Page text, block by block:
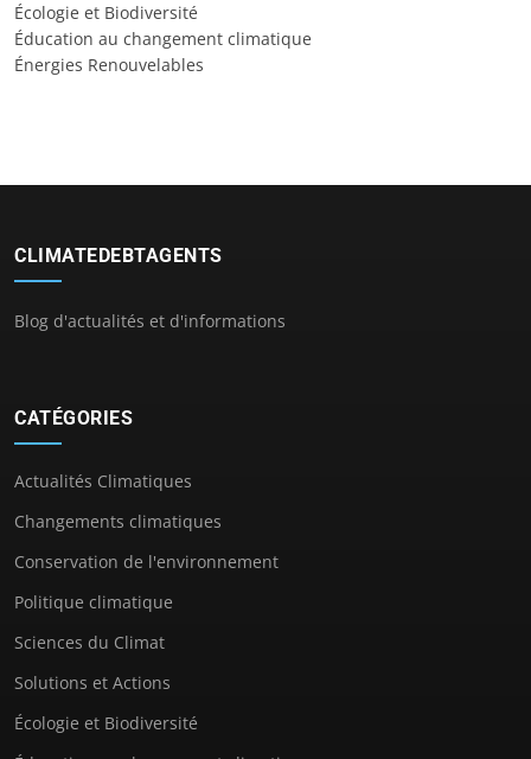
Écologie et Biodiversité
Éducation au changement climatique
Énergies Renouvelables
CLIMATEDEBTAGENTS
Blog d'actualités et d'informations
CATÉGORIES
Actualités Climatiques
Changements climatiques
Conservation de l'environnement
Politique climatique
Sciences du Climat
Solutions et Actions
Écologie et Biodiversité